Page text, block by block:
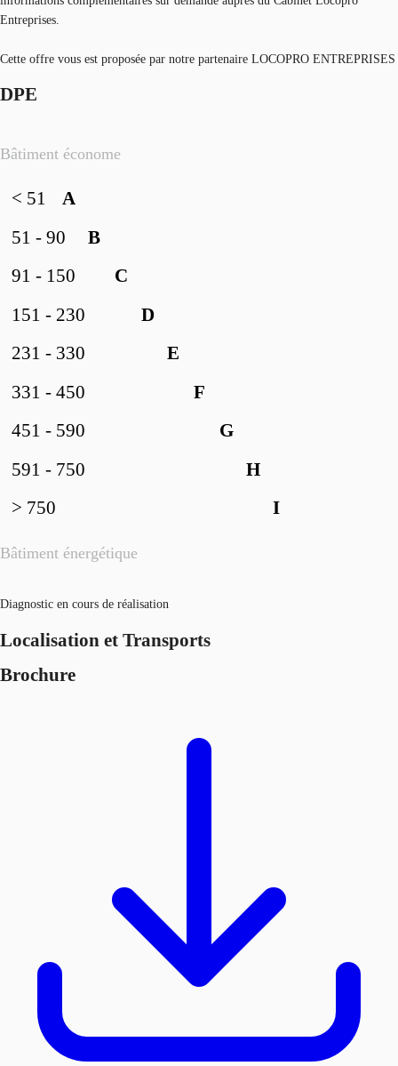
Entreprises.
Cette offre vous est proposée par notre partenaire LOCOPRO ENTREPRISES
DPE
Bâtiment économe
Bâtiment énergétique
A
< 51
B
51 - 90
C
91 - 150
D
151 - 230
E
231 - 330
F
331 - 450
G
451 - 590
H
591 - 750
I
> 750
Diagnostic en cours de réalisation
Localisation et Transports
Brochure